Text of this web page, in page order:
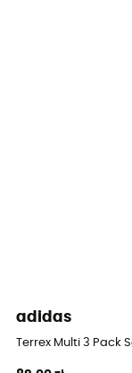
adidas
Terrex Multi 3